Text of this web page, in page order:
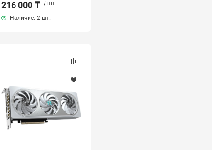
216 000 ₸ / шт.
Наличие:2 шт.